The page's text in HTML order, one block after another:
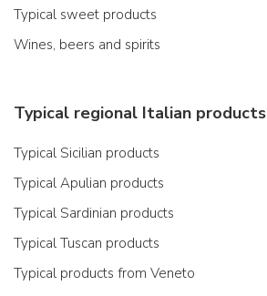
Typical sweet products
Wines, beers and spirits
Typical regional Italian products
Typical Sicilian products
Typical Apulian products
Typical Sardinian products
Typical Tuscan products
Typical products from Veneto